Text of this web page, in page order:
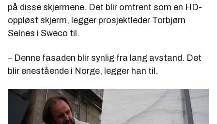
på disse skjermene. Det blir omtrent som en HD-
oppløst skjerm, legger prosjektleder Torbjørn
Selnes i Sweco til.
– Denne fasaden blir synlig fra lang avstand. Det
blir enestående i Norge, legger han til.